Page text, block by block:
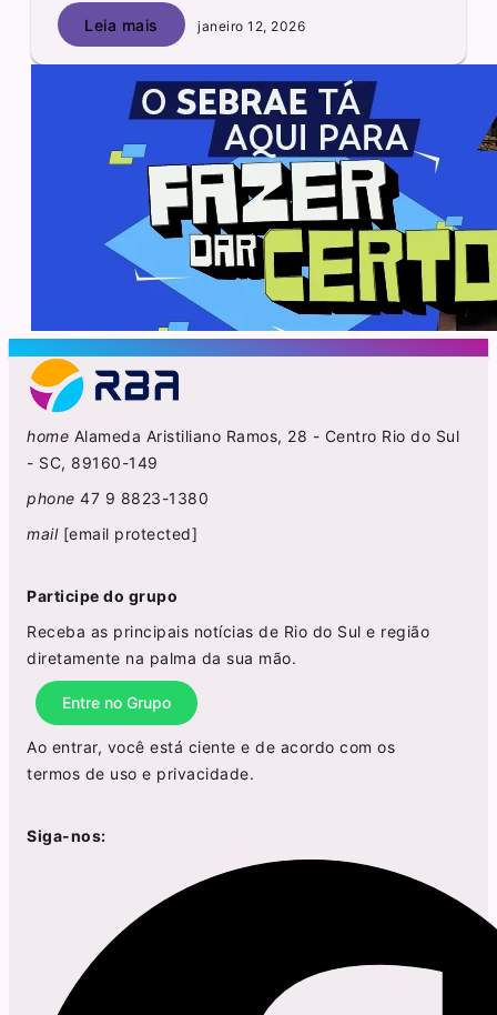
Leia mais janeiro 12, 2026
home Alameda Aristiliano Ramos, 28 - Centro Rio do Sul
- SC, 89160-149
phone 47 9 8823-1380
mail [email protected]
Participe do grupo
Receba as principais notícias de Rio do Sul e região
diretamente na palma da sua mão.
Entre no Grupo
Ao entrar, você está ciente e de acordo com os
termos de uso e privacidade.
Siga-nos: